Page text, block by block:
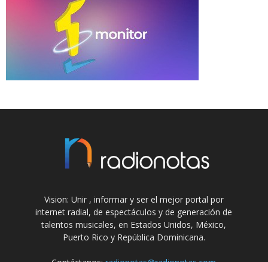
Vision: Unir , informar y ser el mejor portal por
internet radial, de espectáculos y de generación de
talentos musicales, en Estados Unidos, México,
Puerto Rico y República Dominicana.